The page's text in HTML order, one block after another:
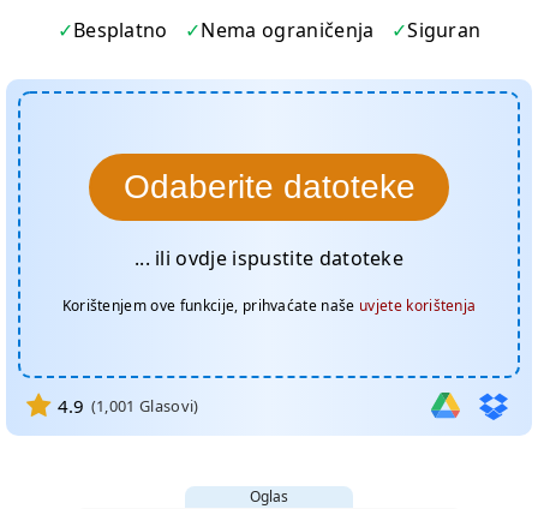
Besplatno Nema ograničenja Siguran
Odaberite datoteke
... ili ovdje ispustite datoteke
Korištenjem ove funkcije, prihvaćate naše uvjete korištenja
4.9 (1,001 Glasovi)
Oglas